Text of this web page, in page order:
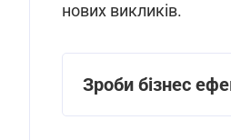
нових викликів.
Зроби бізнес